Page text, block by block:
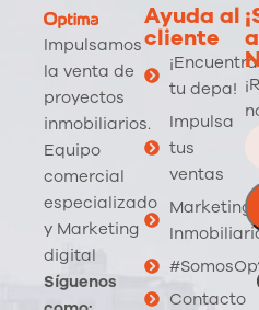
Impulsamos
la venta de
proyectos
inmobiliarios.
Equipo
comercial
especializado
y Marketing
digital
Síguenos
Ayuda al
cliente
¡Encuentra
tu depa!
Impulsa
tus
ventas
Marketing
Contacto